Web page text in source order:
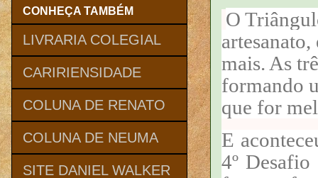
O
mais. As
formando
que for
E
4º Desafio
CONHEÇA TAMBÉM
LIVRARIA COLEGIAL
CARIRIENSIDADE
COLUNA DE RENATO
COLUNA DE NEUMA
SITE DANIEL WALKER